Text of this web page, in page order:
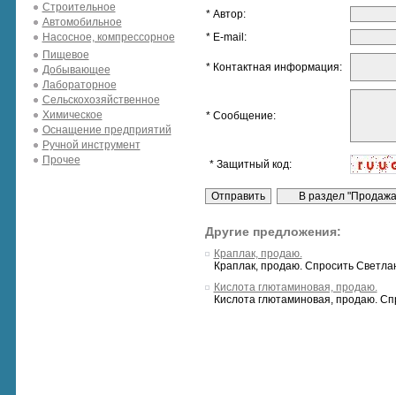
Строительное
Автомобильное
Насосное, компрессорное
Пищевое
Добывающее
Лабораторное
Сельскохозяйственное
Химическое
Оснащение предприятий
Ручной инструмент
Прочее
* Автор:
* E-mail:
* Контактная информация:
* Сообщение:
* Защитный код:
Другие предложения:
Краплак, продаю.
Краплак, продаю. Спросить
Кислота глютаминовая, продаю.
Кислота глютаминовая, продаю.